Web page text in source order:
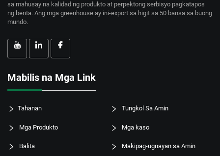
sa mahusay na kalidad ng produkto at perpektong serbisyo pagkatapos
ng benta. Ang mga greenhouse ay ini-export sa higit sa 50 bansa sa buong
mundo.
Mabilis na Mga Link
Tahanan Tungkol Sa Amin
Mga Produkto Mga kaso
Balita Makipag-ugnayan sa Amin